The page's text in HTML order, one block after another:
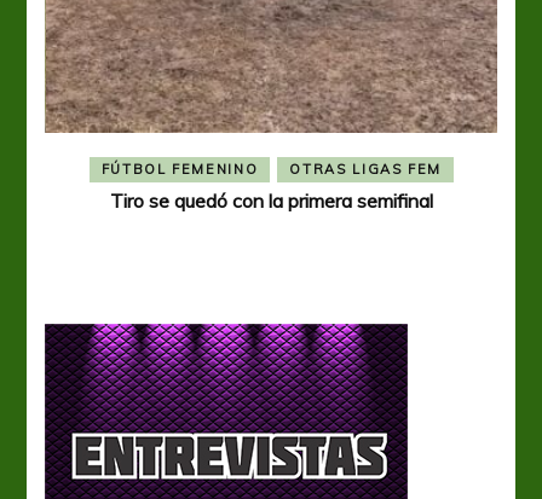
FÚTBOL FEMENINO OTRAS LIGAS FEM
Tiro se quedó con la primera semifinal